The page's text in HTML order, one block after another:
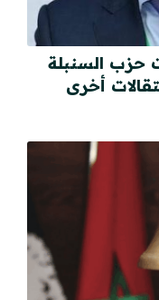
حزب السنبلة
أخرى